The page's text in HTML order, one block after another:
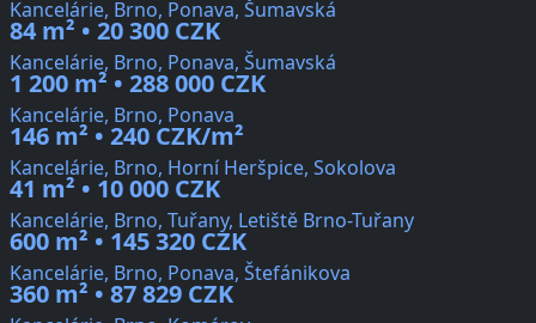
Kancelárie, Brno, Ponava, Šumavská
84 m² • 20 300 CZK
Kancelárie, Brno, Ponava, Šumavská
1 200 m² • 288 000 CZK
Kancelárie, Brno, Ponava
146 m² • 240 CZK/m²
Kancelárie, Brno, Horní Heršpice, Sokolova
41 m² • 10 000 CZK
Kancelárie, Brno, Tuřany, Letiště Brno-Tuřany
600 m² • 145 320 CZK
Kancelárie, Brno, Ponava, Štefánikova
360 m² • 87 829 CZK